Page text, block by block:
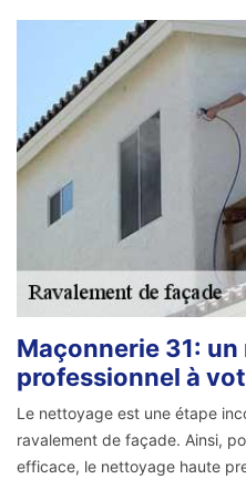
Maçonnerie 31:
professionnel à
Le nettoyage est une étape
ravalement de façade. Ainsi,
efficace, le nettoyage haute